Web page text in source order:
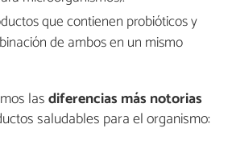
que contienen probióticos y
de ambos en un mismo
lasdiferencias más notorias
saludables para el organismo: